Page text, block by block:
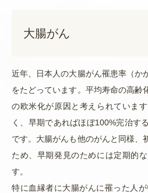
大腸がん
近年、日本人の大腸がん罹患率（か
をたどっています。平均寿命の高齢
の欧米化が原因と考えられていま
く、早期であればほぼ100%完治す
です。大腸がんも他のがんと同様、
ため、早期発見のためには定期的
す。
特に血縁者に大腸がんに罹った人